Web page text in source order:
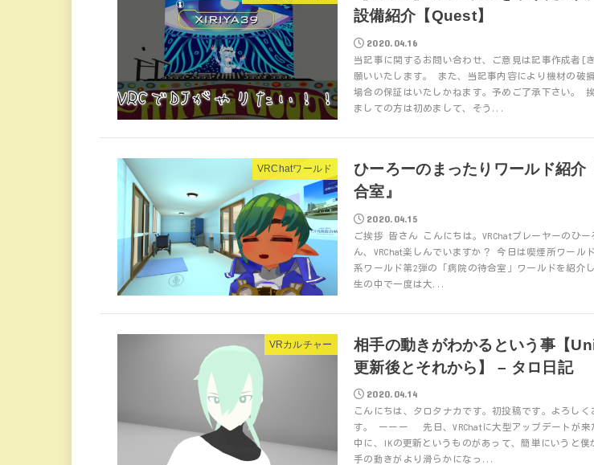
設備紹介【Quest】
2020.04.16
当記事に関するお問い合わせ、ご意見は記事作成者[
願いいたします。 また、当記事内容により機材の破
場合の保証はいたしかねます。予めご了承下さい。
ましての方は初めまして、そう...
VRChatワールド
ひーろーのまったりワールド紹介
合室』
2020.04.15
ご挨拶 皆さん こんにちは。VRChatプレーヤーのひー
ん、VRChat楽しんでいますか？ 今日は喫煙所ワール
系ワールド第2弾の「病院の待合室」ワールドを紹介
生の中で一度は大...
VRカルチャー
相手の動きがわかるという事【
更新後とそれから】 – タロ日記
2020.04.14
こんにちは、タロタナカです。初投稿です。よろしく
す。 ーーー 先日、VRChatに大型アップデートが来
中に、IKの更新というものがあって、簡単にいうと僕
手の動きがより滑らかになっ...